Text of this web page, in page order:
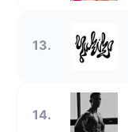
13.
14.